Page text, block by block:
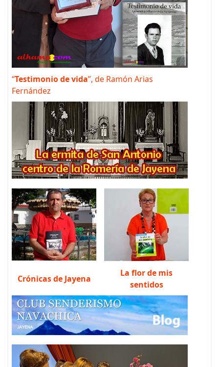
“Testimonio de vida”, de Ramón Arias
Fernández
Crónicas de Jayena
La flor de mis
sentidos